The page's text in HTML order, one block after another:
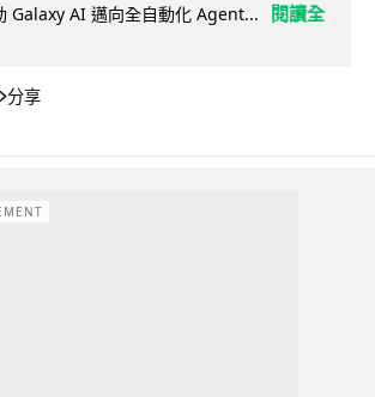
Galaxy AI 邁向全自動化 Agent...
閱讀全
分享